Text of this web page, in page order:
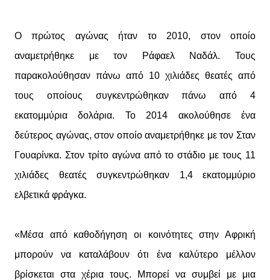
Ο πρώτος αγώνας ήταν το 2010, στον οποίο
αναμετρήθηκε με τον Ράφαελ Ναδάλ. Τους
παρακολούθησαν πάνω από 10 χιλιάδες θεατές από
τους οποίους συγκεντρώθηκαν πάνω από 4
εκατομμύρια δολάρια. Το 2014 ακολούθησε ένα
δεύτερος αγώνας, στον οποίο αναμετρήθηκε με τον Σταν
Γουαρίνκα. Στον τρίτο αγώνα από το στάδιο με τους 11
χιλιάδες θεατές συγκεντρώθηκαν 1,4 εκατομμύριο
ελβετικά φράγκα.
«Μέσα από καθοδήγηση οι κοινότητες στην Αφρική
μπορούν να καταλάβουν ότι ένα καλύτερο μέλλον
βρίσκεται στα χέρια τους. Μπορεί να συμβεί με μια